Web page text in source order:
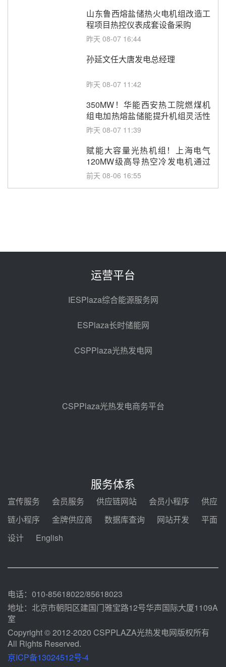
山东鲁西熔盐储热火电机组改造工
程项目热控仪表成套设备采购
昨天 08-07 16:44
孙延文任大唐发电总经理
昨天 08-07 11:42
350MW！华能西安热工院燃煤机
组电加热熔盐储能提升机组灵活性
改造项目初步设计第三方评审服务
昨天 08-07 11:39
赋能大容量光热机组！上海电气
120MW级高导热空冷发电机通过
型式试验
前天 08-06 16:55
100MW光工程性能试验采购
光热示范电站二列蒸汽发生器设备
亚核阀业中标天山北麓100MW光
热发电工程EPC总承包项目熔盐截
止阀、熔盐三偏心蝶阀采购
08-05 17:15
包项目熔盐介质超声波流量计采购
08-05 17:09
电机组灵活性改造项目三元液态盐
采购合同
迪尔化工预中标华能西安热工院
2026-2029年熔盐介质框架协议
100MW光热项目机组调试及性能
运营平台
IESPlaza综合能源服务网
ESPlaza长时储能网
CSPPlaza光热发电网
CSPPlaza光热发电商务平台
服务体系
宣传服务 会员服务 供应链网站 会员小程序
供应
链小程序
金牌供应商 数据库查询 网站开发
平面
设计
English
电话：010-85618022/85618023
地址：北京市朝阳区建国门雅宝路12号华声国际大厦1109A
室
Copyright © 2012-2020 CSPPLAZA光热发电网版权所有
All Rights Reserved.
京ICP备13024512号-4